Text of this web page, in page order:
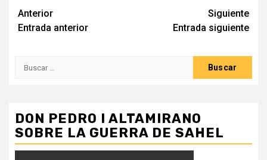
Seguir
leyendo
Anterior
Entrada anterior
Siguiente
Entrada siguiente
Buscar:
DON PEDRO I ALTAMIRANO
SOBRE LA GUERRA DE SAHEL